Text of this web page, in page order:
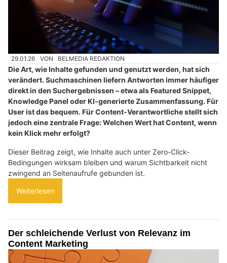
29.01.26 VON BELMEDIA REDAKTION
Die Art, wie Inhalte gefunden und genutzt werden, hat sich
verändert. Suchmaschinen liefern Antworten immer häufiger
direkt in den Suchergebnissen – etwa als Featured Snippet,
Knowledge Panel oder KI-generierte Zusammenfassung. Für
User ist das bequem. Für Content-Verantwortliche stellt sich
jedoch eine zentrale Frage: Welchen Wert hat Content, wenn
kein Klick mehr erfolgt?
Dieser Beitrag zeigt, wie Inhalte auch unter Zero-Click-
Bedingungen wirksam bleiben und warum Sichtbarkeit nicht
zwingend an Seitenaufrufe gebunden ist.
Weiterlesen
Der schleichende Verlust von Relevanz im
Content Marketing